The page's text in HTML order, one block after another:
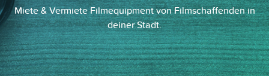
Miete & Vermiete Filmequipment von Filmschaffenden in
deiner Stadt.